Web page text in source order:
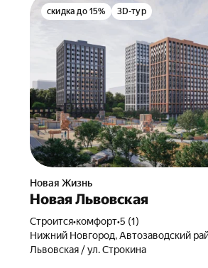
скидка до 15% 3D-тур
Новая Жизнь
Новая Львовская
Строится•комфорт•5 (1)
Нижний Новгород, Автозаводский
Львовская / ул. Строкина